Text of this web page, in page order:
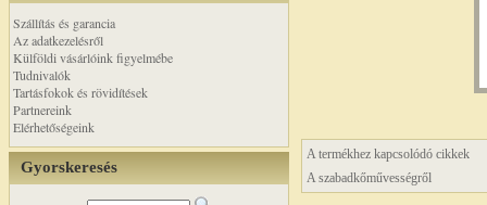
Szállítás és garancia
Az adatkezelésről
Külföldi vásárlóink figyelmébe
Tudnivalók
Tartásfokok és rövidítések
Partnereink
Elérhetőségeink
Gyorskeresés
A termékhez kapcsolódó cikkek
A szabadkőművességről